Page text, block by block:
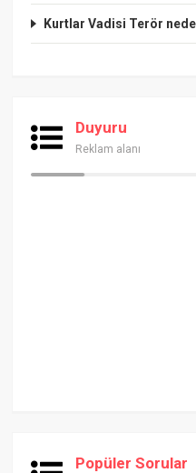
Kurtlar Vadisi Terör
Duyuru
Reklam alanı
Popüler Sorular